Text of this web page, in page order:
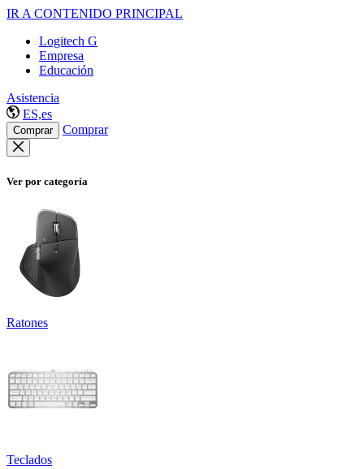
IR A CONTENIDO PRINCIPAL
Logitech G
Empresa
Educación
Asistencia
ES,es
Comprar Comprar
Ver por categoría
Ratones
Teclados